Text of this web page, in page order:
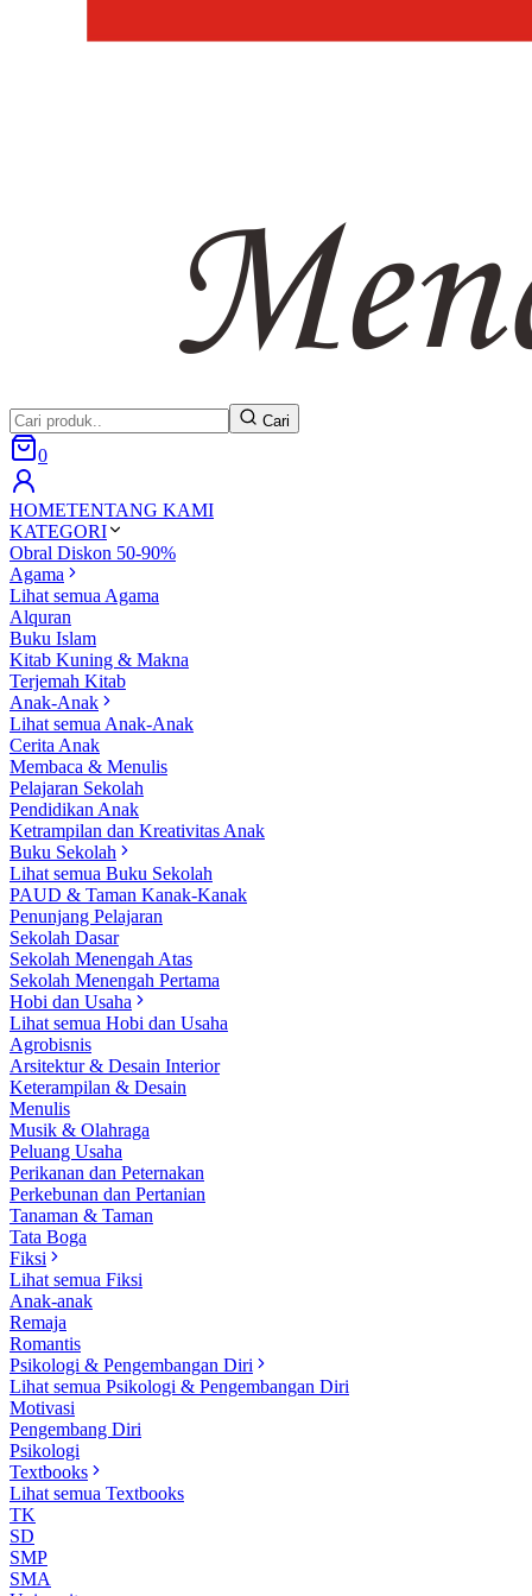
Cari
0
HOMETENTANG KAMI
KATEGORI
Obral Diskon 50-90%
Agama
Lihat semua Agama
Alquran
Buku Islam
Kitab Kuning & Makna
Terjemah Kitab
Anak-Anak
Lihat semua Anak-Anak
Cerita Anak
Membaca & Menulis
Pelajaran Sekolah
Pendidikan Anak
Ketrampilan dan Kreativitas Anak
Buku Sekolah
Lihat semua Buku Sekolah
PAUD & Taman Kanak-Kanak
Penunjang Pelajaran
Sekolah Dasar
Sekolah Menengah Atas
Sekolah Menengah Pertama
Hobi dan Usaha
Lihat semua Hobi dan Usaha
Agrobisnis
Arsitektur & Desain Interior
Keterampilan & Desain
Menulis
Musik & Olahraga
Peluang Usaha
Perikanan dan Peternakan
Perkebunan dan Pertanian
Tanaman & Taman
Tata Boga
Fiksi
Lihat semua Fiksi
Anak-anak
Remaja
Romantis
Psikologi & Pengembangan Diri
Lihat semua Psikologi & Pengembangan Diri
Motivasi
Pengembang Diri
Psikologi
Textbooks
Lihat semua Textbooks
TK
SD
SMP
SMA